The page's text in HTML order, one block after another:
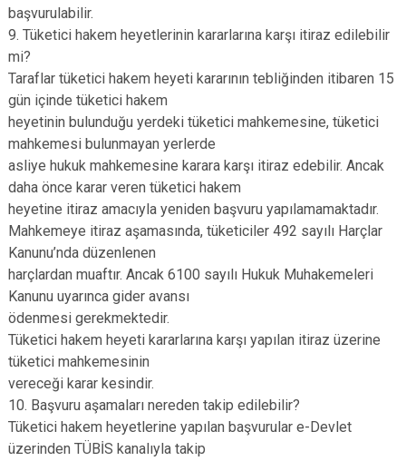
başvurulabilir.
9. Tüketici hakem heyetlerinin kararlarına karşı itiraz edilebilir
mi?
Taraflar tüketici hakem heyeti kararının tebliğinden itibaren 15
gün içinde tüketici hakem
heyetinin bulunduğu yerdeki tüketici mahkemesine, tüketici
mahkemesi bulunmayan yerlerde
asliye hukuk mahkemesine karara karşı itiraz edebilir. Ancak
daha önce karar veren tüketici hakem
heyetine itiraz amacıyla yeniden başvuru yapılamamaktadır.
Mahkemeye itiraz aşamasında, tüketiciler 492 sayılı Harçlar
Kanunu’nda düzenlenen
harçlardan muaftır. Ancak 6100 sayılı Hukuk Muhakemeleri
Kanunu uyarınca gider avansı
ödenmesi gerekmektedir.
Tüketici hakem heyeti kararlarına karşı yapılan itiraz üzerine
tüketici mahkemesinin
vereceği karar kesindir.
10. Başvuru aşamaları nereden takip edilebilir?
Tüketici hakem heyetlerine yapılan başvurular e-Devlet
üzerinden TÜBİS kanalıyla takip